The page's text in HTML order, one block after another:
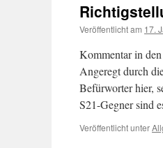
Veröffentlicht am 17.
Kommentar in
Angeregt durch
Befürworter hier,
S21-Gegner sind
Veröffentlicht unter